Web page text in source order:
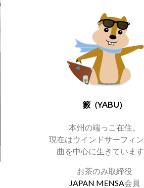
籔（YABU）
本州の端っこ在住。
現在はウインドサーフィ
曲を中心に生きています
お茶のみ取締役
JAPAN MENSA会員